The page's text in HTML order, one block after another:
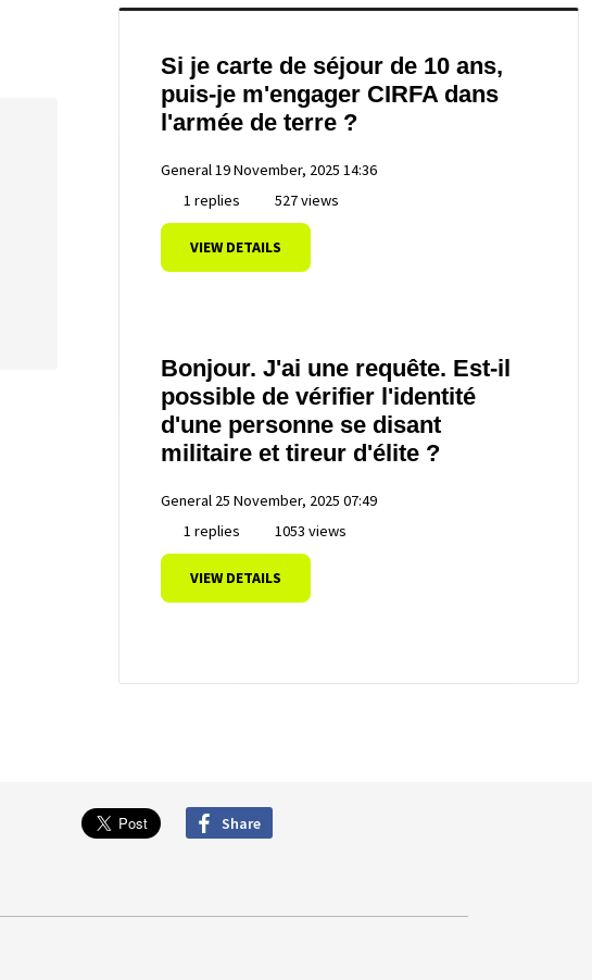
Si je carte de séjour de 10 ans,
puis-je m'engager CIRFA dans
l'armée de terre ?
General19 November, 2025 14:36
1 replies
527 views
VIEW DETAILS
Bonjour. J'ai une requête. Est-il
possible de vérifier l'identité
d'une personne se disant
militaire et tireur d'élite ?
General 25 November, 2025 07:49
1 replies
1053 views
VIEW DETAILS
Share